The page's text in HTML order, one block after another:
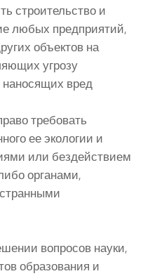
строительство и
любых предприятий,
объектов на
угрозу
наносящих вред
требовать
ее экологии и
или бездействием
органами,
вопросов науки,
образования и